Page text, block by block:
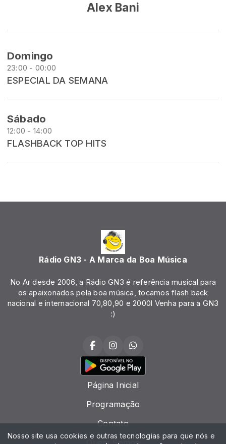
Alex Bani
Domingo
23:00 - 00:00
ESPECIAL DA SEMANA
Sábado
12:00 - 14:00
FLASHBACK TOP HITS
Rádio GN3 - A Marca da Boa Música
No Ar desde 2006, a Rádio GN3 é referência musical para
os apaixonados pela boa música, tocamos flash back
nacional e internacional 70,80,90 e 2000l Venha para a GN3
:)
Página Inicial
Programação
Contato
Nosso site usa cookies e outras tecnologias para que nós e